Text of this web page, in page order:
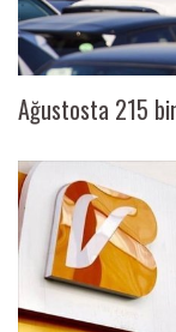
Ağustosta 215